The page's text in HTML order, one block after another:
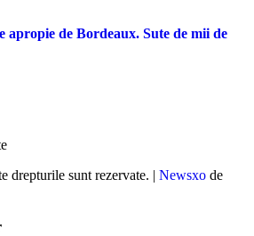
apropie de Bordeaux. Sute de mii de
drepturile sunt rezervate. | Newsxo de